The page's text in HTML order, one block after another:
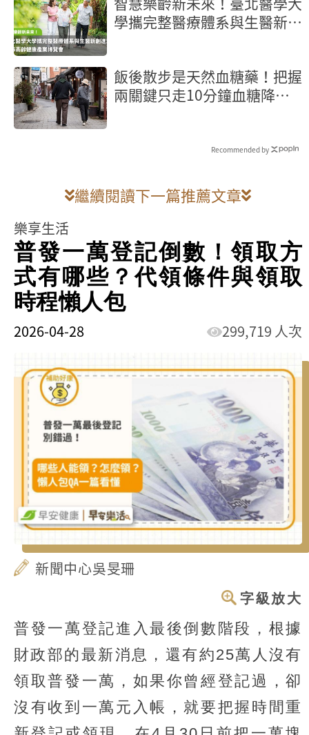
學攜完整醫療體系與生醫新創
飯後散步是天然血糖藥！把握
兩關鍵只走10分鐘血糖降幅
Recommended by
繼續閱讀下一篇推薦文章
樂享生活
普發一萬登記倒數！領取方
式有哪些？代領條件與領取
時程懶人包
2026-04-28 299,719 人次
新聞中心吳旻珊
字級放大
普發一萬登記進入最後倒數階段，根據
財政部的最新消息，還有約25萬人沒有
領取普發一萬，如果你曾經登記過，卻
沒有收到一萬元入帳，就要把握時間重